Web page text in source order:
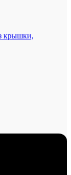
крышки,